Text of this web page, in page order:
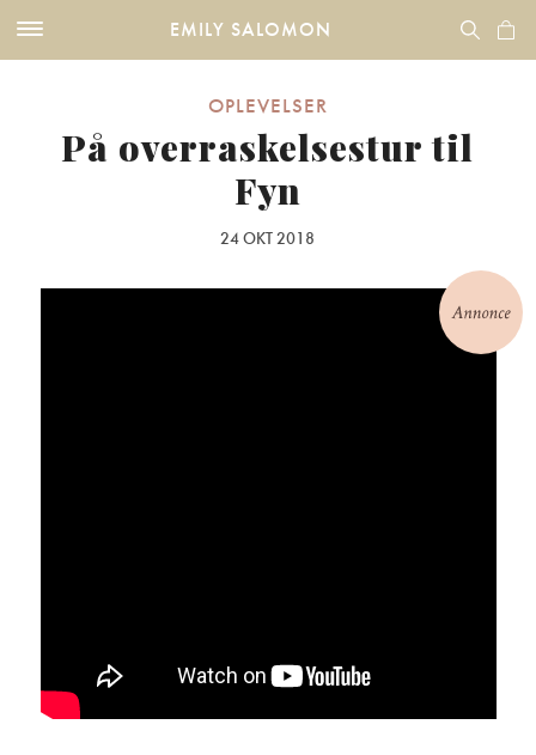
EMILY SALOMON
OPLEVELSER
På overraskelsestur til
Fyn
24 OKT 2018